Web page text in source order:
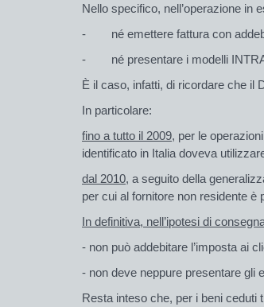
Nello specifico, nell’operazione in
- né emettere fattura con
- né presentare i modelli
È il caso, infatti, di ricordare che il
In particolare:
fino a tutto il 2009, per le
identificato in Italia doveva
dal 2010, a seguito della
per cui al fornitore non residente è
In definitiva, nell’ipotesi di
- non può addebitare l’imposta ai
- non deve neppure presentare gli
Resta inteso che, per i beni ceduti